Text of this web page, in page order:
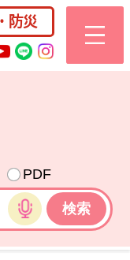
桜川市公式ホー
防災
市公式Twitter
川市公式
桜川市公式
桜川市公式
PDF
音声検索